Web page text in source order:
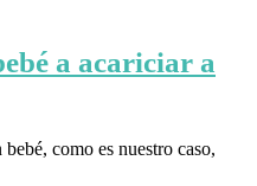
a acariciar a
como es nuestro caso,